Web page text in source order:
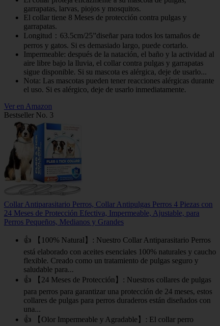
garrapatas, larvas, piojos y mosquitos.
El collar tiene 8 Meses de protección contra pulgas y
garrapatas.
Longitud：63.5cm/25”diseñar para todos los tamaños de
perros y gatos. Si es demasiado largo, puede cortarlo.
Impermeable: después de la natación, el baño y la actividad al
aire libre bajo la lluvia, el collar contra pulgas y garrapatas
sigue disponible. Si su mascota es alérgica, deje de usarlo...
Nota: Las mascotas pueden tener reacciones alérgicas durante
el uso. Si es alérgico, deje de usarlo inmediatamente.
Ver en Amazon
Bestseller No. 3
Collar Antiparasitario Perros, Collar Antipulgas Perros 4 Piezas con
24 Meses de Protección Efectiva, Impermeable, Ajustable, para
Perros Pequeños, Medianos y Grandes
👍 【100% Natural】: Nuestro Collar Antiparasitario Perros
está elaborado con aceites esenciales 100% naturales y caucho
flexible. Creado como un tratamiento de pulgas seguro y
saludable para...
👍 【24 Meses de Protección】: Nuestros collares de pulgas
para perros para garantizar una protección de 24 meses, estos
collares de pulgas para perros duraderos están diseñados con
una...
👍 【Olor Impermeable y Agradable】: El collar perro